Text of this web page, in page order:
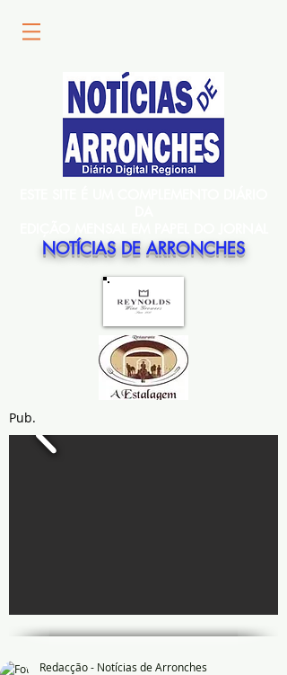
NOTÍCIAS DE ARRONCHES
Pub.
Redacção - Notícias de Arronches